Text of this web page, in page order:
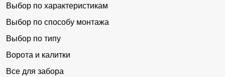
Выбор по характеристикам
Выбор по способу монтажа
Выбор по типу
Ворота и калитки
Все для забора